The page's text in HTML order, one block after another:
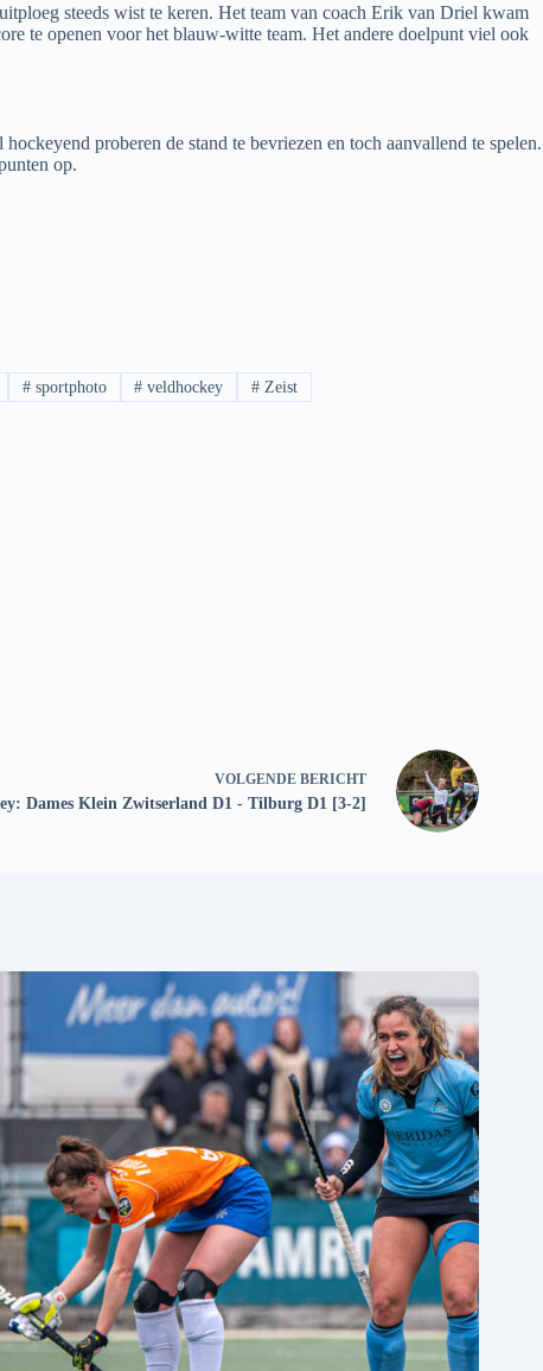
steeds wist te keren. Het team van coach Erik van Driel kwam
te openen voor het blauw-witte team. Het andere doelpunt viel ook
proberen de stand te bevriezen en toch aanvallend te spelen.
op.
#sportphoto # veldhockey # Zeist
VOLGENDE BERICHT
Dames Klein Zwitserland D1 - Tilburg D1 [3-2]